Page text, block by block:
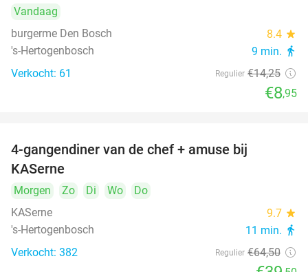
Vandaag
burgerme Den Bosch
8.4 star
's-Hertogenbosch 9 min. directions_walk
Verkocht: 61 Regulier €14,25
€8,95
4-gangendiner van de chef + amuse bij
KASerne
Morgen Zo Di Wo
Do
KASerne
9.7 star
's-Hertogenbosch 11 min. directions_walk
Verkocht: 382 Regulier €64,50